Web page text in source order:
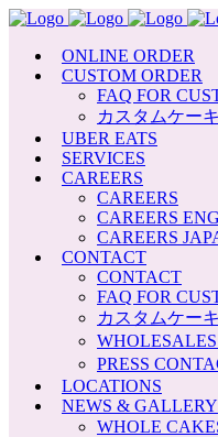
ONLINE ORDER
CUSTOM ORDER
FAQ FOR
カスタムケー
UBER EATS
SERVICES
CAREERS
CAREERS
CAREERS
CAREERS
CONTACT
CONTACT
FAQ FOR
カスタムケー
PRESS
LOCATIONS
NEWS & GALLERY
WHOLE